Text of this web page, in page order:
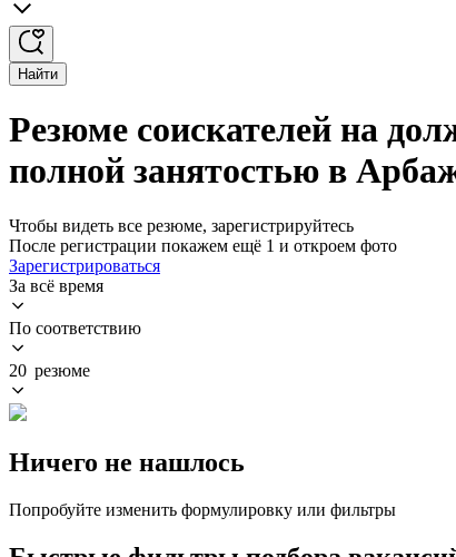
Найти
Резюме соискателей на
полной занятостью в
Чтобы видеть все резюме, зарегистрируйтесь
После регистрации покажем ещё 1 и откроем фото
Зарегистрироваться
За всё время
По соответствию
20 резюме
Ничего не нашлось
Попробуйте изменить формулировку или фильтры